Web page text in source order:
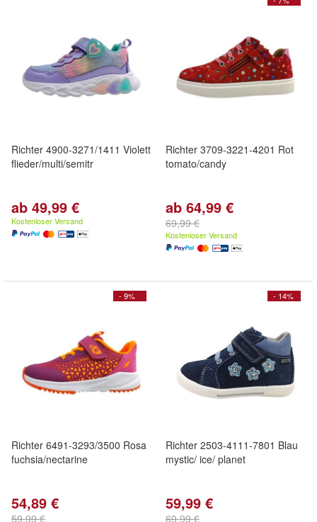
Richter 4900-3271/1411 Violett
flieder/multi/semitr
ab 49,99 €
Kostenloser Versand
Richter 3709-3221-4201 Rot
tomato/candy
ab 64,99 €
69,99 €
Kostenloser Versand
- 9%
Richter 6491-3293/3500 Rosa
fuchsia/nectarine
54,89 €
59,99 €
- 14%
Richter 2503-4111-7801 Blau
mystic/ ice/ planet
59,99 €
69,99 €